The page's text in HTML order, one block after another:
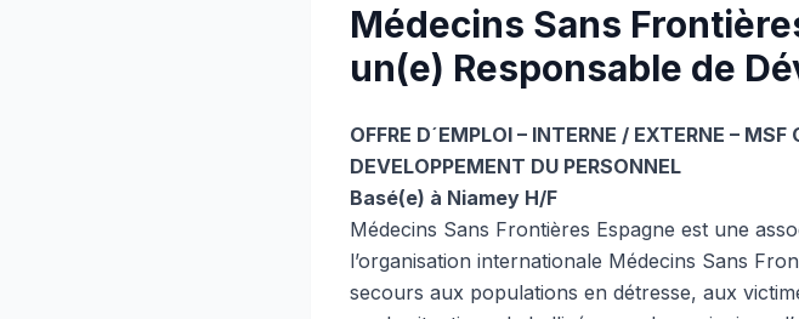
Médecins Sans
un(e) Responsable de
OFFRE D´EMPLOI – INTERNE / EXTERNE –
DEVELOPPEMENT DU PERSONNEL
Basé(e) à Niamey H/F
Médecins Sans Frontières Espagne est une
l’organisation internationale Médecins Sans
secours aux populations en détresse, aux